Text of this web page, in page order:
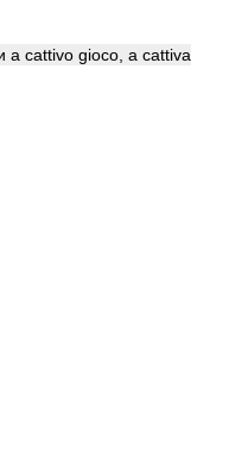
a cattivo gioco, a cattiva